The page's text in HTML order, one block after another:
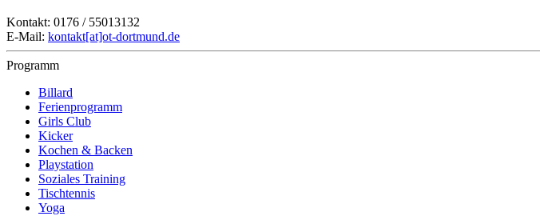
Kontakt: 0176 / 55013132
E-Mail: kontakt[at]ot-dortmund.de
Programm
Billard
Ferienprogramm
Girls Club
Kicker
Kochen & Backen
Playstation
Soziales Training
Tischtennis
Yoga